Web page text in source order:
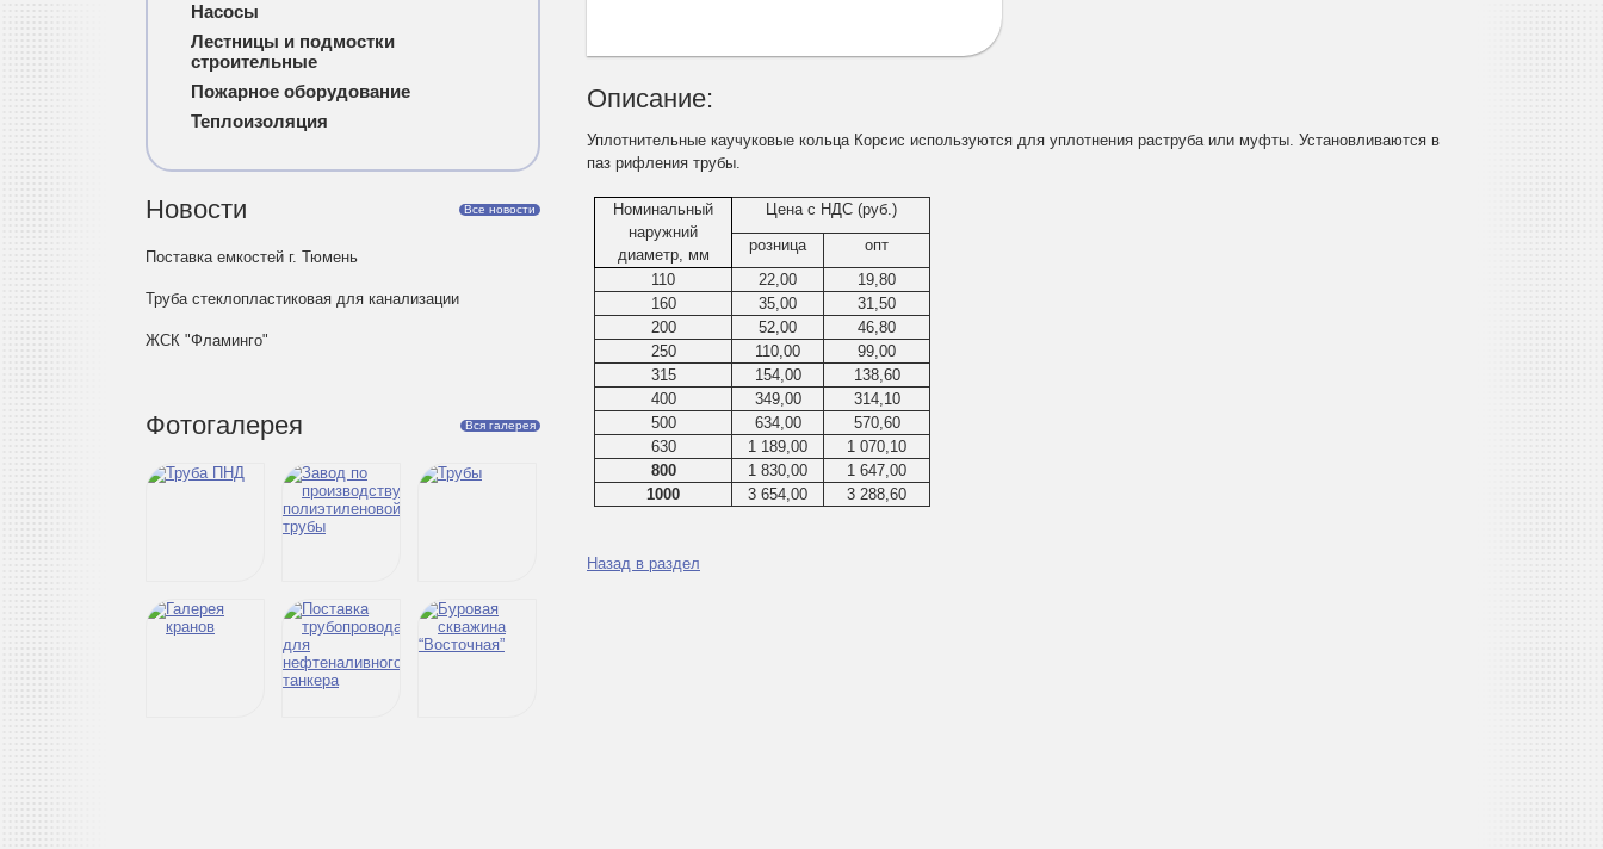
Насосы
Лестницы и подмостки
строительные
Пожарное оборудование
Теплоизоляция
Новости Все новости
Поставка емкостей г. Тюмень
Труба стеклопластиковая для канализации
ЖСК "Фламинго"
Фотогалерея Вся галерея
Описание:
Уплотнительные каучуковые кольца Корсис используются для уплотнения раструба или муфты. Установливаются в
паз рифления трубы.
Номинальный
наружний
диаметр, мм
Цена с НДС (руб.)
розница
опт
110
22,00
19,80
160
35,00
31,50
200
52,00
46,80
250
110,00
99,00
315
154,00
138,60
400
349,00
314,10
500
634,00
570,60
630
1 189,00
1 070,10
800
1 830,00
1 647,00
1000
3 654,00 3 288,60
Назад в раздел